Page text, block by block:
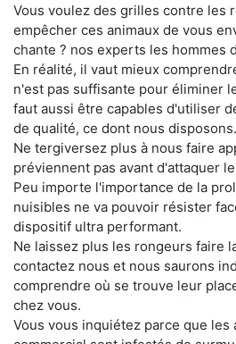
Vous voulez des grilles contre les
empêcher ces animaux de vous
chante ? nos experts les hommes
En réalité, il vaut mieux
n'est pas suffisante pour éliminer
faut aussi être capables d'utiliser
de qualité, ce dont nous disposons.
Ne tergiversez plus à nous faire
préviennent pas avant d'attaquer
Peu importe l'importance de la
nuisibles ne va pouvoir résister
dispositif ultra performant.
Ne laissez plus les rongeurs faire
contactez nous et nous saurons
comprendre où se trouve leur
chez vous.
Vous vous inquiétez parce que